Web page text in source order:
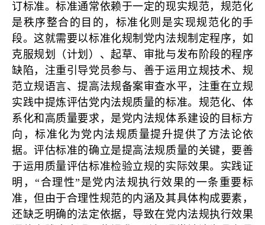
订标准。标准通常依赖于一定的现实规范，规范化
是秩序整合的目的，标准化则是实现规范化的手
段。这就需要以标准化规制党内法规制定程序，如
克服规划（计划）、起草、审批与发布阶段的程序
缺陷，注重引导党员参与、善于运用立规技术、规
范立规语言、提高法规备案审查水平，注重在立规
实践中提炼评估党内法规质量的标准。规范化、体
系化和高质量要求，是党内法规体系建设的目标方
向，标准化为党内法规质量提升提供了方法论依
据。评估标准的确立是提高法规质量的关键，要善
于运用质量评估标准检验立规的实际效果。实践证
明，“合理性”是党内法规执行效果的一条重要标
准，但由于合理性规范的内涵及其具体构成要素，
还缺乏明确的法定依据，导致在党内法规执行效果